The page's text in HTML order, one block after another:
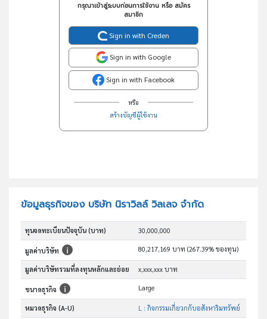
กรุณาเข้าสู่ระบบก่อนการใช้งาน หรือ สมัคร
สมาชิก
Sign in with Creden
Sign in with Google
Sign in with Facebook
หรือ
สร้างบัญชีผู้ใช้งาน
ข้อมูลธุรกิจของ บริษัท นิราวิลล์ วิลเลจ จำกัด
ทุนจดทะเบียนปัจจุบัน (บาท) 30,000,000
มูลค่าบริษัท 80,217,169 บาท (267.39% ของทุน)
มูลค่าบริษัทรวมที่ลงทุนหลักและย่อย x,xxx,xxx บาท
ขนาดธุรกิจ Large
หมวดธุรกิจ (A-U) L : กิจกรรมเกี่ยวกกับอสังหาริมทรัพย์